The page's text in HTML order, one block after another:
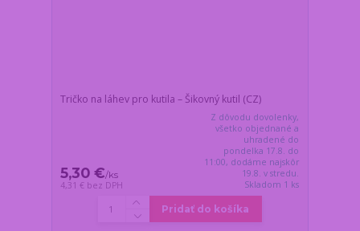
Tričko na láhev pro kutila – Šikovný kutil (CZ)
5,30 €/ks
4,31 € bez DPH
Z dôvodu dovolenky,
všetko objednané a
uhradené do
pondelka 17.8. do
11:00, dodáme najskôr
19.8. v stredu.
Skladom 1 ks
Pridať do košíka